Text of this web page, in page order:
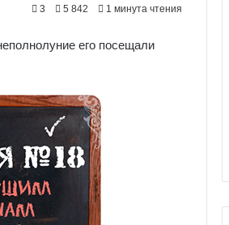
3 5 842 1 минута чтения
его посещали